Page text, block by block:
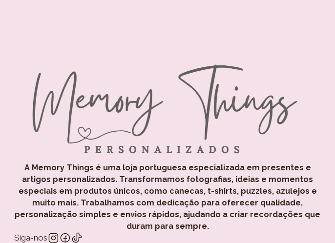
A Memory Things é uma loja portuguesa especializada em presentes e
artigos personalizados. Transformamos fotografias, ideias e momentos
especiais em produtos únicos, como canecas, t-shirts, puzzles, azulejos e
muito mais. Trabalhamos com dedicação para oferecer qualidade,
personalização simples e envios rápidos, ajudando a criar recordações que
duram para sempre.
Siga-nos